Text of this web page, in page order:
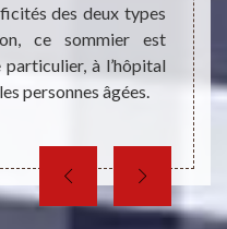
des deux types
ce sommier est
à l’hôpital
personnes âgées.
pour